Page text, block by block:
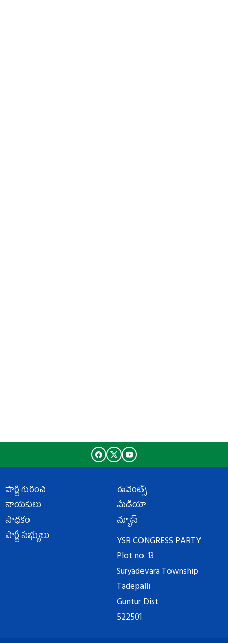
పార్టీ గురించి
నాయకులు
సాధకం
పార్టీ సభ్యులు
ఈవెంట్స్
మీడియా
న్యూస్
YSR CONGRESS PARTY
Plot no. 13
Suryadevara Township
Tadepalli
Guntur Dist
522501